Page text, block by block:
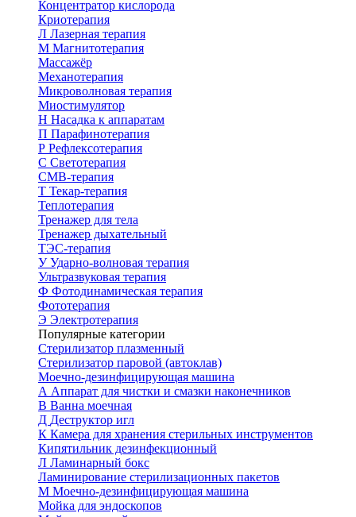
Концентратор кислорода
Криотерапия
Л Лазерная терапия
М Магнитотерапия
Массажёр
Механотерапия
Микроволновая терапия
Миостимулятор
Н Насадка к аппаратам
П Парафинотерапия
Р Рефлексотерапия
С Светотерапия
СМВ-терапия
Т Текар-терапия
Теплотерапия
Тренажер для тела
Тренажер дыхательный
ТЭС-терапия
УУдарно-волновая терапия
Ультразвуковая терапия
Ф Фотодинамическая терапия
Фототерапия
Э Электротерапия
Популярные категории
Стерилизатор плазменный
Стерилизатор паровой (автоклав)
Моечно-дезинфицирующая машина
А Аппарат для чистки и смазки наконечников
В Ванна моечная
Д Деструктор игл
К Камера для хранения стерильных инструментов
Кипятильник дезинфекционный
Л Ламинарный бокс
Ламинирование стерилизационных пакетов
М Моечно-дезинфицирующая машина
Мойка для эндоскопов